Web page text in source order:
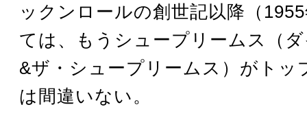
ックンロールの創世記以降（
ては、もうシュープリームス（
&ザ・シュープリームス）がトッ
は間違いない。